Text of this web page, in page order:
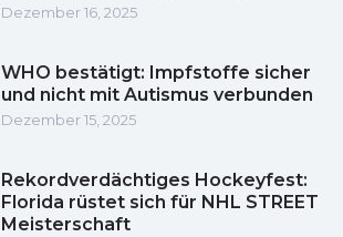
Dezember 16, 2025
WHO bestätigt: Impfstoffe sicher
und nicht mit Autismus verbunden
Dezember 15, 2025
Rekordverdächtiges Hockeyfest:
Florida rüstet sich für NHL STREET
Meisterschaft